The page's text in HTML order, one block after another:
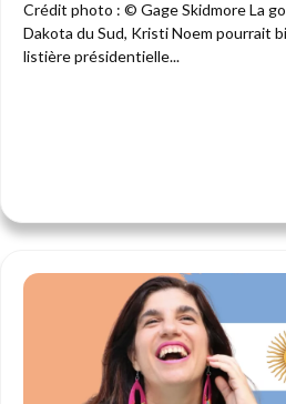
Crédit photo : © Gage Skidmore La
Dakota du Sud, Kristi Noem pourrait
listière présidentielle...